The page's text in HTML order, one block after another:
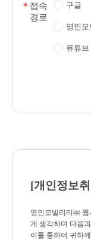
* 접속
경로
구글
영인
유튜브
[개인정보
영인모빌리티㈜
게 생각하며 다음
이를 통하여 귀하